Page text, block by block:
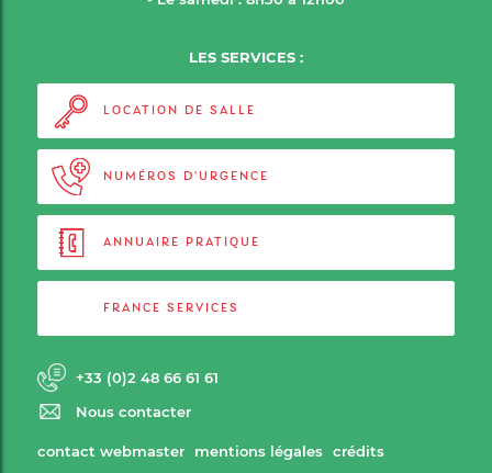
LES SERVICES :
LOCATION DE SALLE
NUMÉROS D'URGENCE
ANNUAIRE PRATIQUE
FRANCE SERVICES
+33 (0)2 48 66 61 61
Nous contacter
contact webmaster mentions légales crédits